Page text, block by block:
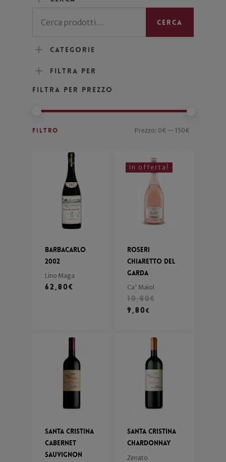
Cerca
Categorie
Filtra per
Filtra per prezzo
Filtro Prezzo: 0€ — 150€
Barbacarlo
2002
Lino Maga
62,80€
In offerta!
Roseri
Chiaretto del
Garda
Ca' Maiol
10,80€
9,80€
Santa Cristina
Cabernet
Sauvignon
Santa Cristina
Chardonnay
Zenato